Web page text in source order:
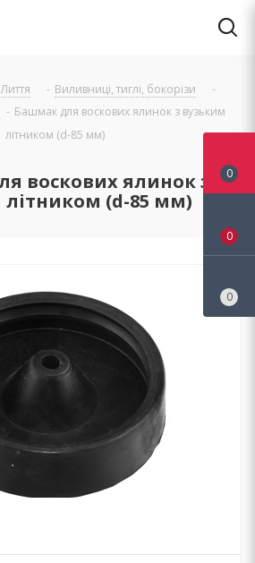
Лиття - Виливниці, тиглі, бокорізи
-
- Башмак для воскових ялинок з вузьким
літником (d-85 мм)
воскових ялинок з
літником (d-85 мм)
0
0
0